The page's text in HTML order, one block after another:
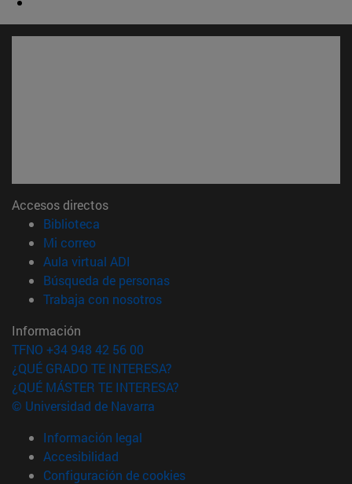
Accesos directos
Biblioteca
Mi correo(abre en nueva ventana)
Aula virtual ADI
Búsqueda de personas(abre en nueva ventana)
Trabaja con nosotros(abre en nueva ventana)
Información
TFNO +34 948 42 56 00
¿QUÉ GRADO TE INTERESA?
¿QUÉ MÁSTER TE INTERESA?
© Universidad de Navarra
Información legal
Accesibilidad
Configuración de cookies